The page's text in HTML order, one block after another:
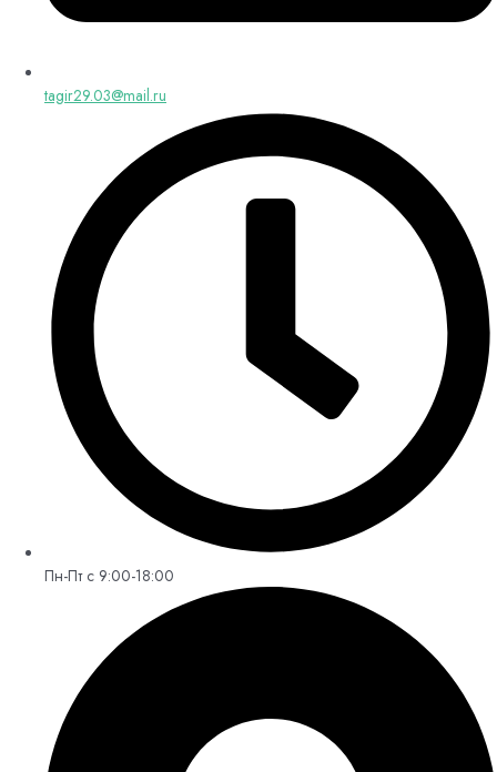
tagir29.03@mail.ru
Пн-Пт с 9:00-18:00